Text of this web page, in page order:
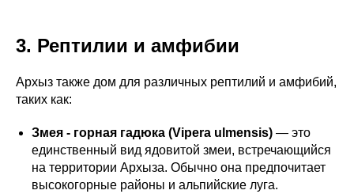
3. Рептилии и амфибии
Архыз также дом для различных рептилий и амфибий,
таких как:
Змея - горная гадюка (Vipera ulmensis) — это
единственный вид ядовитой змеи, встречающийся
на территории Архыза. Обычно она предпочитает
высокогорные районы и альпийские луга.